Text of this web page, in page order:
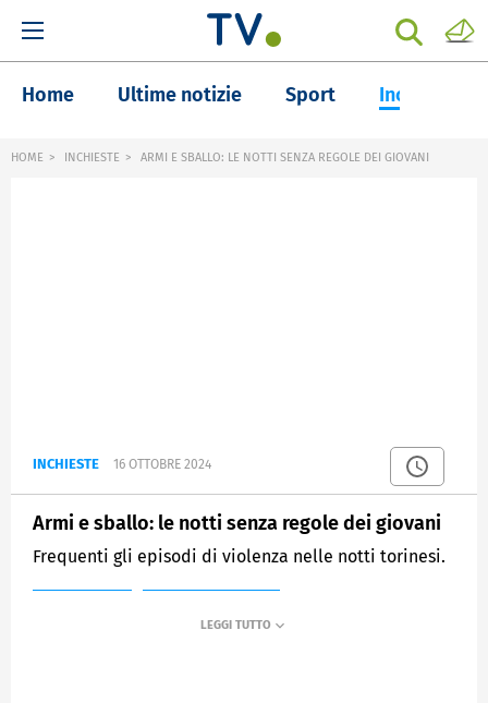
Home Ultime notizie Sport Inchieste
HOME INCHIESTE ARMI E SBALLO: LE NOTTI SENZA REGOLE DEI GIOVANI
INCHIESTE 16 OTTOBRE 2024
Armi e sballo: le notti senza regole dei giovani
Frequenti gli episodi di violenza nelle notti torinesi.